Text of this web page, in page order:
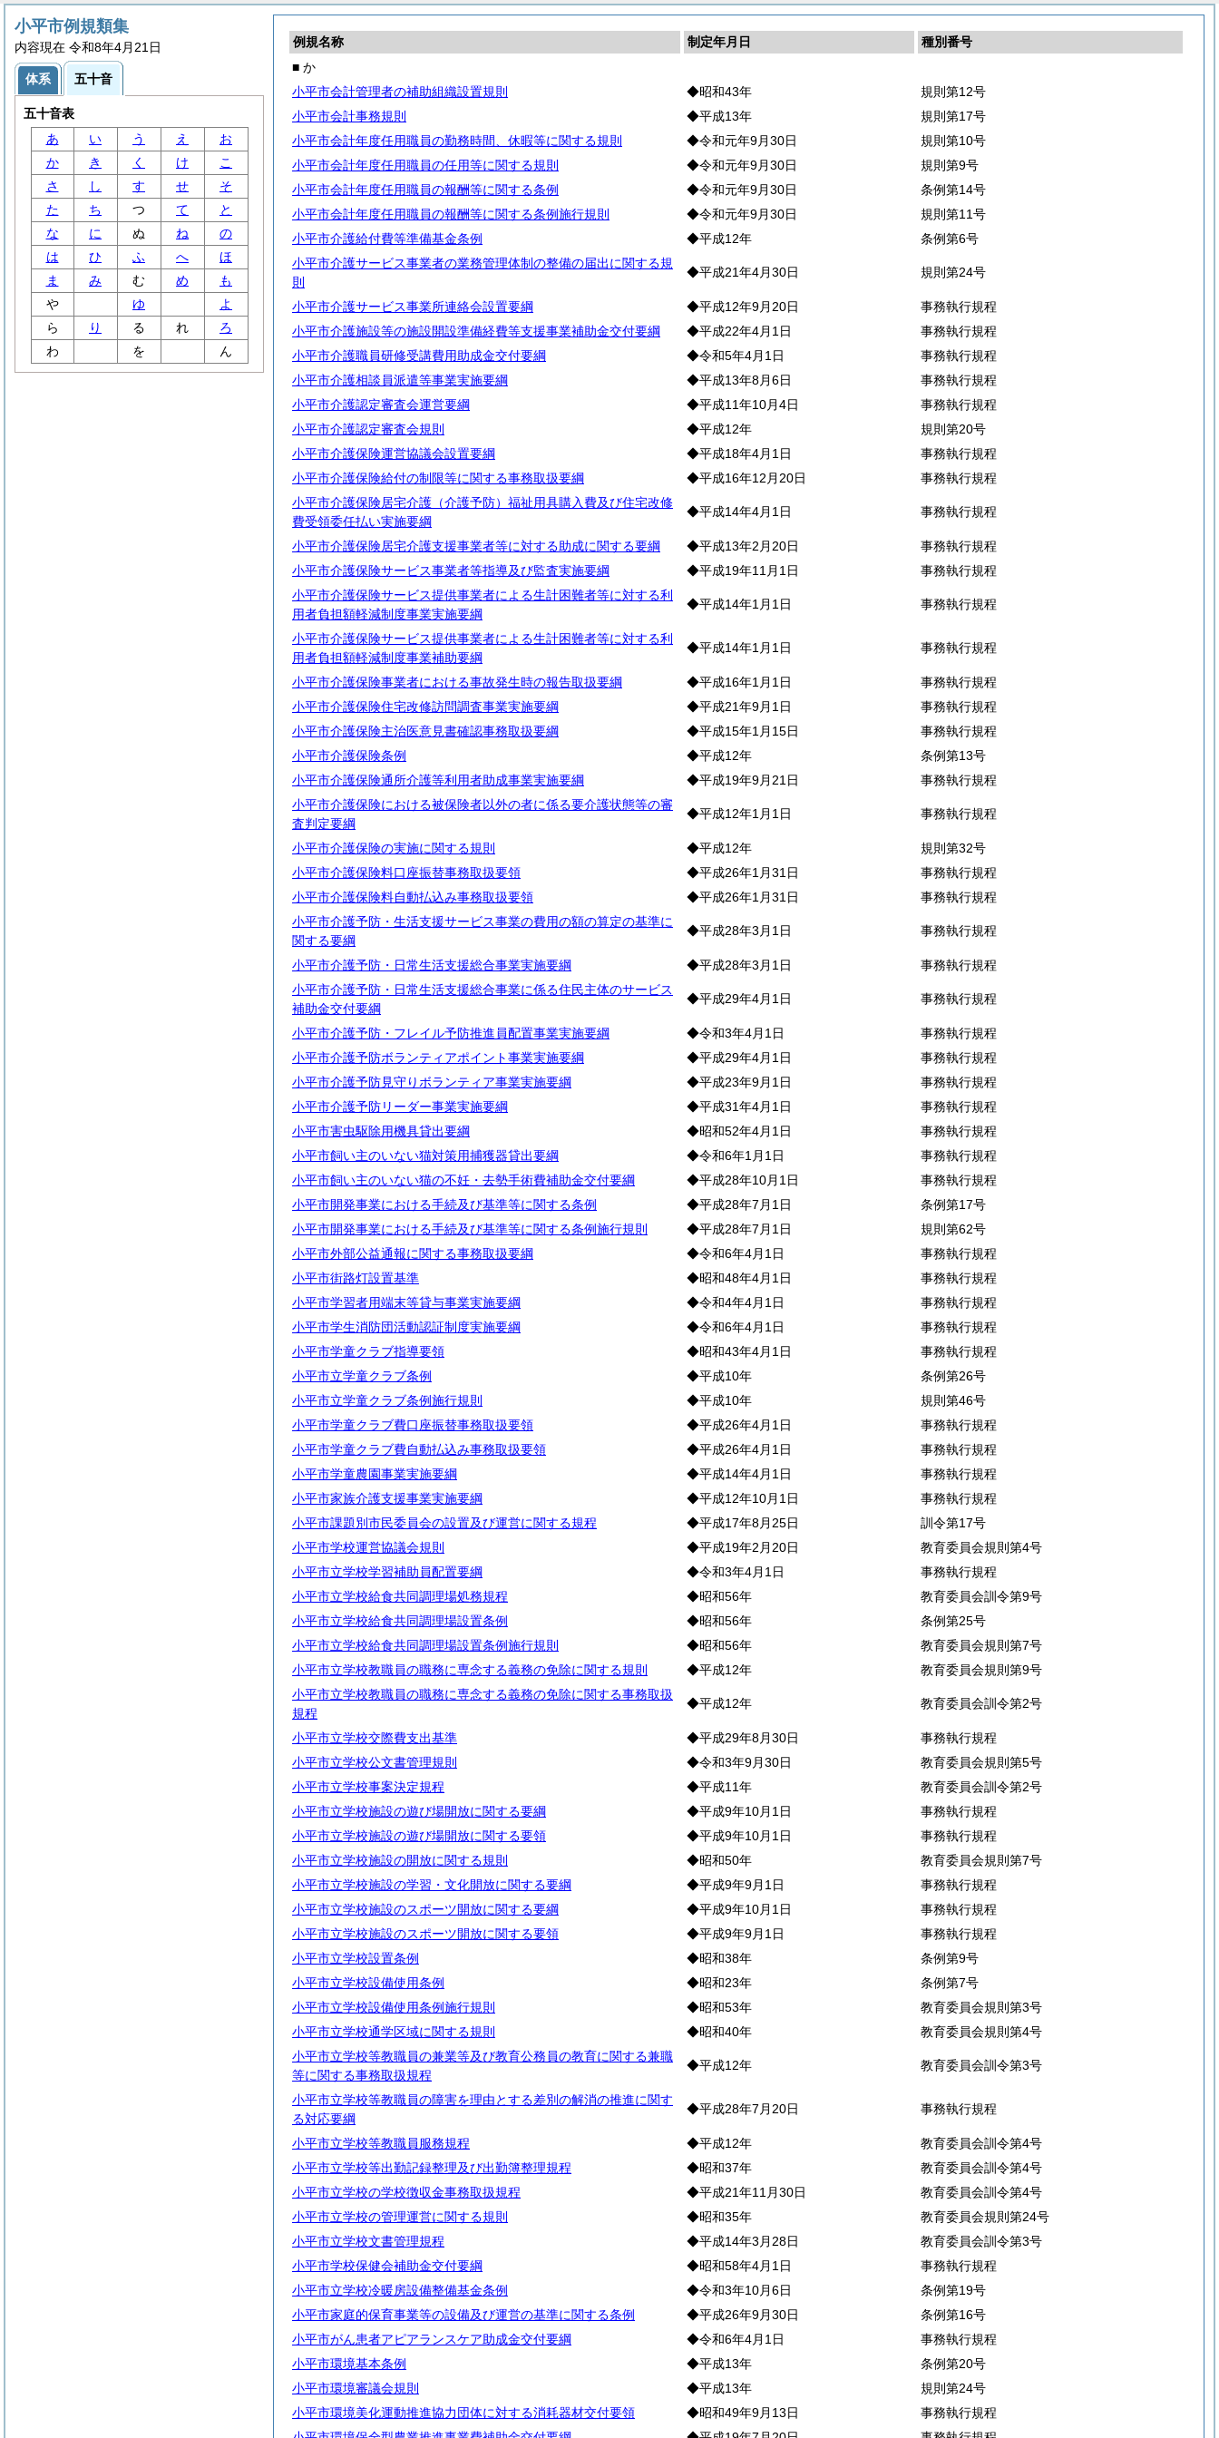
例規名称 制定年月日
種別番号
■ か
小平市会計管理者の補助組織設置規則
◆昭和43年
規則第12号
小平市会計事務規則
◆平成13年
規則第17号
小平市会計年度任用職員の勤務時間、休暇等に関する規則
◆令和元年9月30日
規則第10号
小平市会計年度任用職員の任用等に関する規則
◆令和元年9月30日
規則第9号
小平市会計年度任用職員の報酬等に関する条例
◆令和元年9月30日
条例第14号
小平市会計年度任用職員の報酬等に関する条例施行規則
◆令和元年9月30日
規則第11号
小平市介護給付費等準備基金条例
◆平成12年
条例第6号
小平市介護サービス事業者の業務管理体制の整備の届出に関する規
則
◆平成21年4月30日 規則第24号
小平市介護サービス事業所連絡会設置要綱 ◆平成12年9月20日
事務執行規程
小平市介護施設等の施設開設準備経費等支援事業補助金交付要綱
◆平成22年4月1日
事務執行規程
小平市介護職員研修受講費用助成金交付要綱
◆令和5年4月1日
事務執行規程
小平市介護相談員派遣等事業実施要綱
◆平成13年8月6日
事務執行規程
小平市介護認定審査会運営要綱
◆平成11年10月4日
事務執行規程
小平市介護認定審査会規則
◆平成12年
規則第20号
小平市介護保険運営協議会設置要綱
◆平成18年4月1日
事務執行規程
小平市介護保険給付の制限等に関する事務取扱要綱
◆平成16年12月20日
事務執行規程
小平市介護保険居宅介護（介護予防）福祉用具購入費及び住宅改修
費受領委任払い実施要綱
◆平成14年4月1日 事務執行規程
小平市介護保険居宅介護支援事業者等に対する助成に関する要綱 ◆平成13年2月20日
事務執行規程
小平市介護保険サービス事業者等指導及び監査実施要綱
◆平成19年11月1日
事務執行規程
小平市介護保険サービス提供事業者による生計困難者等に対する利
用者負担額軽減制度事業実施要綱
◆平成14年1月1日 事務執行規程
小平市介護保険サービス提供事業者による生計困難者等に対する利
用者負担額軽減制度事業補助要綱
◆平成14年1月1日 事務執行規程
小平市介護保険事業者における事故発生時の報告取扱要綱 ◆平成16年1月1日
事務執行規程
小平市介護保険住宅改修訪問調査事業実施要綱
◆平成21年9月1日
事務執行規程
小平市介護保険主治医意見書確認事務取扱要綱
◆平成15年1月15日
事務執行規程
小平市介護保険条例
◆平成12年
条例第13号
小平市介護保険通所介護等利用者助成事業実施要綱
◆平成19年9月21日
事務執行規程
小平市介護保険における被保険者以外の者に係る要介護状態等の審
査判定要綱
◆平成12年1月1日 事務執行規程
小平市介護保険の実施に関する規則 ◆平成12年
規則第32号
小平市介護保険料口座振替事務取扱要領
◆平成26年1月31日
事務執行規程
小平市介護保険料自動払込み事務取扱要領
◆平成26年1月31日
事務執行規程
小平市介護予防・生活支援サービス事業の費用の額の算定の基準に
関する要綱
◆平成28年3月1日 事務執行規程
小平市介護予防・日常生活支援総合事業実施要綱 ◆平成28年3月1日
事務執行規程
小平市介護予防・日常生活支援総合事業に係る住民主体のサービス
補助金交付要綱
◆平成29年4月1日 事務執行規程
小平市介護予防・フレイル予防推進員配置事業実施要綱 ◆令和3年4月1日
事務執行規程
小平市介護予防ボランティアポイント事業実施要綱
◆平成29年4月1日
事務執行規程
小平市介護予防見守りボランティア事業実施要綱
◆平成23年9月1日
事務執行規程
小平市介護予防リーダー事業実施要綱
◆平成31年4月1日
事務執行規程
小平市害虫駆除用機具貸出要綱
◆昭和52年4月1日
事務執行規程
小平市飼い主のいない猫対策用捕獲器貸出要綱
◆令和6年1月1日
事務執行規程
小平市飼い主のいない猫の不妊・去勢手術費補助金交付要綱
◆平成28年10月1日
事務執行規程
小平市開発事業における手続及び基準等に関する条例
◆平成28年7月1日
条例第17号
小平市開発事業における手続及び基準等に関する条例施行規則
◆平成28年7月1日
規則第62号
小平市外部公益通報に関する事務取扱要綱
◆令和6年4月1日
事務執行規程
小平市街路灯設置基準
◆昭和48年4月1日
事務執行規程
小平市学習者用端末等貸与事業実施要綱
◆令和4年4月1日
事務執行規程
小平市学生消防団活動認証制度実施要綱
◆令和6年4月1日
事務執行規程
小平市学童クラブ指導要領
◆昭和43年4月1日
事務執行規程
小平市立学童クラブ条例
◆平成10年
条例第26号
小平市立学童クラブ条例施行規則
◆平成10年
規則第46号
小平市学童クラブ費口座振替事務取扱要領
◆平成26年4月1日
事務執行規程
小平市学童クラブ費自動払込み事務取扱要領
◆平成26年4月1日
事務執行規程
小平市学童農園事業実施要綱
◆平成14年4月1日
事務執行規程
小平市家族介護支援事業実施要綱
◆平成12年10月1日
事務執行規程
小平市課題別市民委員会の設置及び運営に関する規程
◆平成17年8月25日
訓令第17号
小平市学校運営協議会規則
◆平成19年2月20日
教育委員会規則第4号
小平市立学校学習補助員配置要綱
◆令和3年4月1日
事務執行規程
小平市立学校給食共同調理場処務規程
◆昭和56年
教育委員会訓令第9号
小平市立学校給食共同調理場設置条例
◆昭和56年
条例第25号
小平市立学校給食共同調理場設置条例施行規則
◆昭和56年
教育委員会規則第7号
小平市立学校教職員の職務に専念する義務の免除に関する規則
◆平成12年
教育委員会規則第9号
小平市立学校教職員の職務に専念する義務の免除に関する事務取扱
規程
◆平成12年 教育委員会訓令第2号
小平市立学校交際費支出基準 ◆平成29年8月30日
事務執行規程
小平市立学校公文書管理規則
◆令和3年9月30日
教育委員会規則第5号
小平市立学校事案決定規程
◆平成11年
教育委員会訓令第2号
小平市立学校施設の遊び場開放に関する要綱
◆平成9年10月1日
事務執行規程
小平市立学校施設の遊び場開放に関する要領
◆平成9年10月1日
事務執行規程
小平市立学校施設の開放に関する規則
◆昭和50年
教育委員会規則第7号
小平市立学校施設の学習・文化開放に関する要綱
◆平成9年9月1日
事務執行規程
小平市立学校施設のスポーツ開放に関する要綱
◆平成9年10月1日
事務執行規程
小平市立学校施設のスポーツ開放に関する要領
◆平成9年9月1日
事務執行規程
小平市立学校設置条例
◆昭和38年
条例第9号
小平市立学校設備使用条例
◆昭和23年
条例第7号
小平市立学校設備使用条例施行規則
◆昭和53年
教育委員会規則第3号
小平市立学校通学区域に関する規則
◆昭和40年
教育委員会規則第4号
小平市立学校等教職員の兼業等及び教育公務員の教育に関する兼職
等に関する事務取扱規程
◆平成12年 教育委員会訓令第3号
小平市立学校等教職員の障害を理由とする差別の解消の推進に関す
る対応要綱
◆平成28年7月20日 事務執行規程
小平市立学校等教職員服務規程 ◆平成12年
教育委員会訓令第4号
小平市立学校等出勤記録整理及び出勤簿整理規程
◆昭和37年
教育委員会訓令第4号
小平市立学校の学校徴収金事務取扱規程
◆平成21年11月30日
教育委員会訓令第4号
小平市立学校の管理運営に関する規則
◆昭和35年
教育委員会規則第24号
小平市立学校文書管理規程
◆平成14年3月28日
教育委員会訓令第3号
小平市学校保健会補助金交付要綱
◆昭和58年4月1日
事務執行規程
小平市立学校冷暖房設備整備基金条例
◆令和3年10月6日
条例第19号
小平市家庭的保育事業等の設備及び運営の基準に関する条例
◆平成26年9月30日
条例第16号
小平市がん患者アピアランスケア助成金交付要綱
◆令和6年4月1日
事務執行規程
小平市環境基本条例
◆平成13年
条例第20号
小平市環境審議会規則
◆平成13年
規則第24号
小平市環境美化運動推進協力団体に対する消耗器材交付要領
◆昭和49年9月13日
事務執行規程
小平市例規類集
内容現在 令和8年4月21日
体系 五十音
五十音表
あ
い う え
お
か
き く け
こ
さ
し す せ
そ
た
ち つ て
と
な
に ぬ ね
の
は
ひ ふ へ
ほ
ま
み む め
も
や
ゆ
よ
ら
り る れ
ろ
わ
を ん